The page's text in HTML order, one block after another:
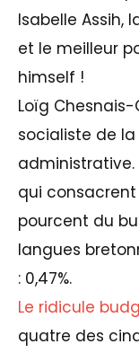
Isabelle Assih,
et le meilleur
himself !
Loïg
socialiste de
qui
pourcent du
langues
: 0,47%.
Le ridicule
quatre des